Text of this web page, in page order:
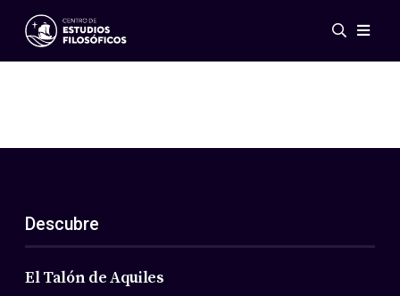
Eventos
ES
EN
Acerca de nosotros
Miembros
Descubre
El Talón de Aquiles